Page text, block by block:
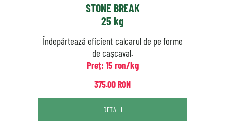
STONE BREAK
25 kg
Îndepărtează eficient calcarul de pe forme
de cașcaval.
Preț: 15 ron/kg
375.00 RON
DETALII